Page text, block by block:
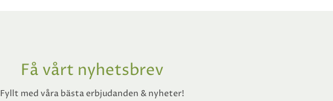
Få vårt nyhetsbrev
Fyllt med våra bästa erbjudanden & nyheter!